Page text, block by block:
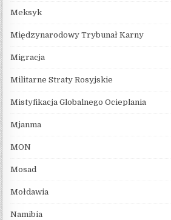
Meksyk
Międzynarodowy Trybunał Karny
Migracja
Militarne Straty Rosyjskie
Mistyfikacja Globalnego Ocieplania
Mjanma
MON
Mosad
Mołdawia
Namibia